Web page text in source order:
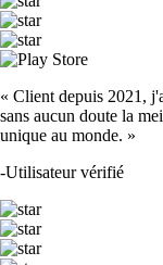
« Client depuis 2021,
sans aucun doute la
unique au monde. »
-Utilisateur vérifié